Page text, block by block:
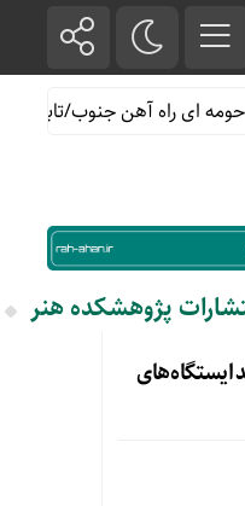
راه آهن جنوب/تابستان۱۴۰۵
پژوهشکده هنر
ایستگاه‌های